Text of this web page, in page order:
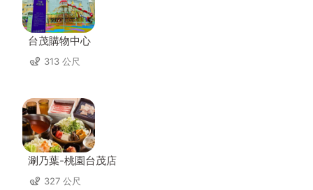
台茂購物中心
313 公尺
涮乃葉-桃園台茂店
327 公尺